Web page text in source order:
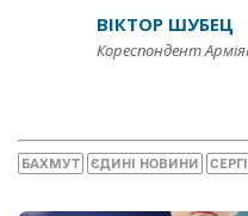
ВІКТОР ШУБЕЦ
Кореспондент
БАХМУТ ЄДИНІ НОВИНИ